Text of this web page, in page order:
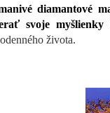
diamantové
svoje
života.